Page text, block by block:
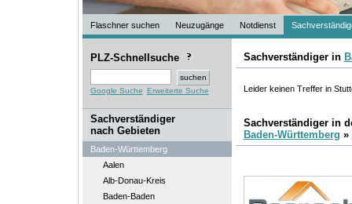
Flaschner suchen Neuzugänge Notdienst
PLZ-Schnellsuche
Google Suche Erweiterte Suche
Sachverständiger
nach Gebieten
Baden-Württemberg
Aalen
Alb-Donau-Kreis
Baden-Baden
Sachverständiger in
Leider keinen Treffer in
Sachverständiger in
Baden-Württemberg »